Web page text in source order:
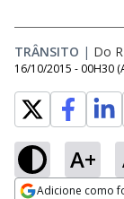
TRÂNSITO | Do
16/10/2015 - 00H30
A+
Adicione como